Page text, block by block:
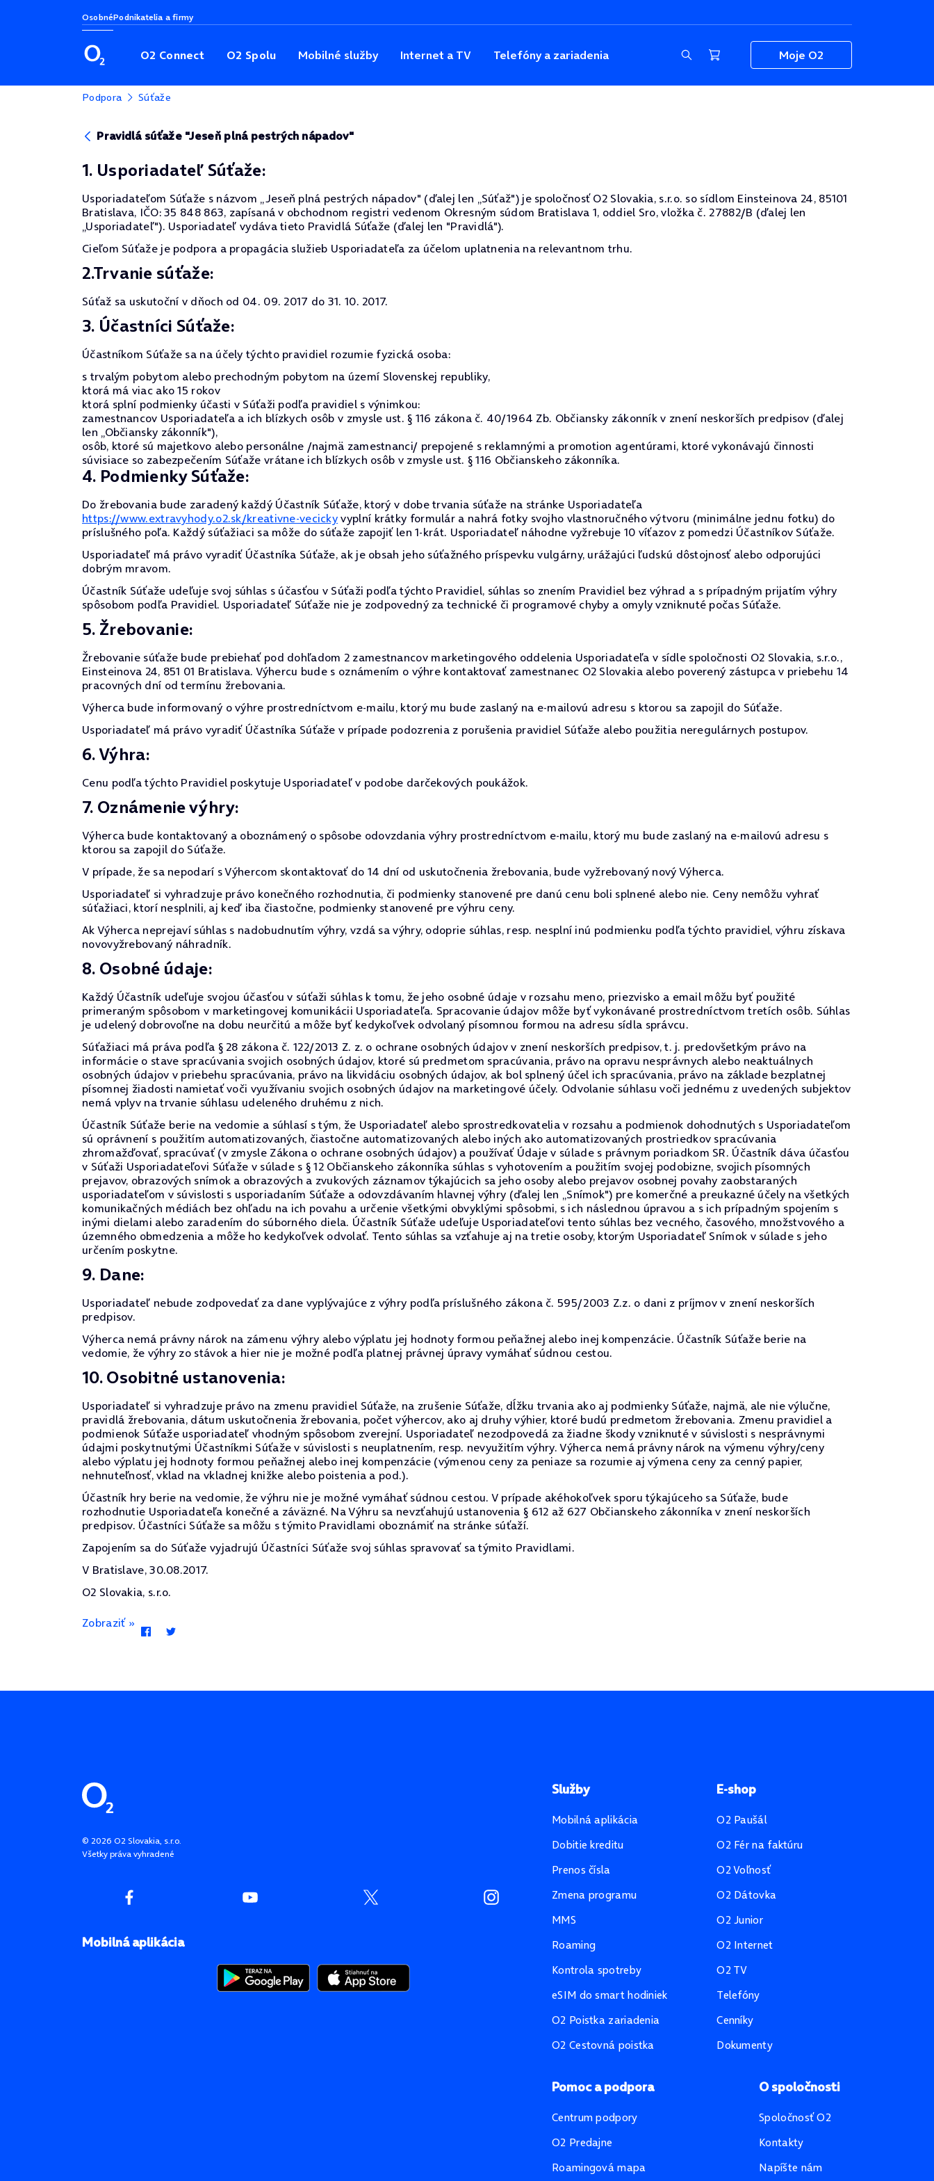
OsobnéPodnikatelia a firmy
O2 Connect O2 Spolu Mobilné služby Internet a TV Telefóny a zariadenia Moje O2
Podpora Súťaže
Pravidlá súťaže "Jeseň plná pestrých nápadov"
1. Usporiadateľ Súťaže:
Usporiadateľom Súťaže s názvom „Jeseň plná pestrých nápadov" (ďalej len „Súťaž") je spoločnosť O2 Slovakia, s.r.o. so sídlom Einsteinova 24, 85101
Bratislava, IČO: 35 848 863, zapísaná v obchodnom registri vedenom Okresným súdom Bratislava 1, oddiel Sro, vložka č. 27882/B (ďalej len
„Usporiadateľ"). Usporiadateľ vydáva tieto Pravidlá Súťaže (ďalej len "Pravidlá").
Cieľom Súťaže je podpora a propagácia služieb Usporiadateľa za účelom uplatnenia na relevantnom trhu.
2.Trvanie súťaže:
Súťaž sa uskutoční v dňoch od 04. 09. 2017 do 31. 10. 2017.
3. Účastníci Súťaže:
Účastníkom Súťaže sa na účely týchto pravidiel rozumie fyzická osoba:
s trvalým pobytom alebo prechodným pobytom na území Slovenskej republiky,
ktorá má viac ako 15 rokov
ktorá splní podmienky účasti v Súťaži podľa pravidiel s výnimkou:
zamestnancov Usporiadateľa a ich blízkych osôb v zmysle ust. § 116 zákona č. 40/1964 Zb. Občiansky zákonník v znení neskorších predpisov (ďalej
len „Občiansky zákonník"),
osôb, ktoré sú majetkovo alebo personálne /najmä zamestnanci/ prepojené s reklamnými a promotion agentúrami, ktoré vykonávajú činnosti
súvisiace so zabezpečením Súťaže vrátane ich blízkych osôb v zmysle ust. § 116 Občianskeho zákonníka.
4. Podmienky Súťaže:
Do žrebovania bude zaradený každý Účastník Súťaže, ktorý v dobe trvania súťaže na stránke Usporiadateľa
https://www.extravyhody.o2.sk/kreativne-vecickyvyplní krátky formulár a nahrá fotky svojho vlastnoručného výtvoru (minimálne jednu fotku) do
príslušného poľa. Každý súťažiaci sa môže do súťaže zapojiť len 1-krát. Usporiadateľ náhodne vyžrebuje 10 víťazov z pomedzi Účastníkov Súťaže.
Usporiadateľ má právo vyradiť Účastníka Súťaže, ak je obsah jeho súťažného príspevku vulgárny, urážajúci ľudskú dôstojnosť alebo odporujúci
dobrým mravom.
Účastník Súťaže udeľuje svoj súhlas s účasťou v Súťaži podľa týchto Pravidiel, súhlas so znením Pravidiel bez výhrad a s prípadným prijatím výhry
spôsobom podľa Pravidiel. Usporiadateľ Súťaže nie je zodpovedný za technické či programové chyby a omyly vzniknuté počas Súťaže.
5. Žrebovanie:
Žrebovanie súťaže bude prebiehať pod dohľadom 2 zamestnancov marketingového oddelenia Usporiadateľa v sídle spoločnosti O2 Slovakia, s.r.o.,
Einsteinova 24, 851 01 Bratislava. Výhercu bude s oznámením o výhre kontaktovať zamestnanec O2 Slovakia alebo poverený zástupca v priebehu 14
pracovných dní od termínu žrebovania.
Výherca bude informovaný o výhre prostredníctvom e-mailu, ktorý mu bude zaslaný na e-mailovú adresu s ktorou sa zapojil do Súťaže.
Usporiadateľ má právo vyradiť Účastníka Súťaže v prípade podozrenia z porušenia pravidiel Súťaže alebo použitia neregulárnych postupov.
6. Výhra:
Cenu podľa týchto Pravidiel poskytuje Usporiadateľ v podobe darčekových poukážok.
7. Oznámenie výhry:
Výherca bude kontaktovaný a oboznámený o spôsobe odovzdania výhry prostredníctvom e-mailu, ktorý mu bude zaslaný na e-mailovú adresu s
ktorou sa zapojil do Súťaže.
V prípade, že sa nepodarí s Výhercom skontaktovať do 14 dní od uskutočnenia žrebovania, bude vyžrebovaný nový Výherca.
Usporiadateľ si vyhradzuje právo konečného rozhodnutia, či podmienky stanovené pre danú cenu boli splnené alebo nie. Ceny nemôžu vyhrať
súťažiaci, ktorí nesplnili, aj keď iba čiastočne, podmienky stanovené pre výhru ceny.
Ak Výherca neprejaví súhlas s nadobudnutím výhry, vzdá sa výhry, odoprie súhlas, resp. nesplní inú podmienku podľa týchto pravidiel, výhru získava
novovyžrebovaný náhradník.
8. Osobné údaje:
Každý Účastník udeľuje svojou účasťou v súťaži súhlas k tomu, že jeho osobné údaje v rozsahu meno, priezvisko a email môžu byť použité
primeraným spôsobom v marketingovej komunikácii Usporiadateľa. Spracovanie údajov môže byť vykonávané prostredníctvom tretích osôb. Súhlas
je udelený dobrovoľne na dobu neurčitú a môže byť kedykoľvek odvolaný písomnou formou na adresu sídla správcu.
Súťažiaci má práva podľa § 28 zákona č. 122/2013 Z. z. o ochrane osobných údajov v znení neskorších predpisov, t. j. predovšetkým právo na
informácie o stave spracúvania svojich osobných údajov, ktoré sú predmetom spracúvania, právo na opravu nesprávnych alebo neaktuálnych
osobných údajov v priebehu spracúvania, právo na likvidáciu osobných údajov, ak bol splnený účel ich spracúvania, právo na základe bezplatnej
písomnej žiadosti namietať voči využívaniu svojich osobných údajov na marketingové účely. Odvolanie súhlasu voči jednému z uvedených subjektov
nemá vplyv na trvanie súhlasu udeleného druhému z nich.
Účastník Súťaže berie na vedomie a súhlasí s tým, že Usporiadateľ alebo sprostredkovatelia v rozsahu a podmienok dohodnutých s Usporiadateľom
sú oprávnení s použitím automatizovaných, čiastočne automatizovaných alebo iných ako automatizovaných prostriedkov spracúvania
zhromažďovať, spracúvať (v zmysle Zákona o ochrane osobných údajov) a používať Údaje v súlade s právnym poriadkom SR. Účastník dáva účasťou
v Súťaži Usporiadateľovi Súťaže v súlade s § 12 Občianskeho zákonníka súhlas s vyhotovením a použitím svojej podobizne, svojich písomných
prejavov, obrazových snímok a obrazových a zvukových záznamov týkajúcich sa jeho osoby alebo prejavov osobnej povahy zaobstaraných
usporiadateľom v súvislosti s usporiadaním Súťaže a odovzdávaním hlavnej výhry (ďalej len „Snímok") pre komerčné a preukazné účely na všetkých
komunikačných médiách bez ohľadu na ich povahu a určenie všetkými obvyklými spôsobmi, s ich následnou úpravou a s ich prípadným spojením s
inými dielami alebo zaradením do súborného diela. Účastník Súťaže udeľuje Usporiadateľovi tento súhlas bez vecného, časového, množstvového a
územného obmedzenia a môže ho kedykoľvek odvolať. Tento súhlas sa vzťahuje aj na tretie osoby, ktorým Usporiadateľ Snímok v súlade s jeho
určením poskytne.
9. Dane:
Usporiadateľ nebude zodpovedať za dane vyplývajúce z výhry podľa príslušného zákona č. 595/2003 Z.z. o dani z príjmov v znení neskorších
predpisov.
Výherca nemá právny nárok na zámenu výhry alebo výplatu jej hodnoty formou peňažnej alebo inej kompenzácie. Účastník Súťaže berie na
vedomie, že výhry zo stávok a hier nie je možné podľa platnej právnej úpravy vymáhať súdnou cestou.
10. Osobitné ustanovenia:
Usporiadateľ si vyhradzuje právo na zmenu pravidiel Súťaže, na zrušenie Súťaže, dĺžku trvania ako aj podmienky Súťaže, najmä, ale nie výlučne,
pravidlá žrebovania, dátum uskutočnenia žrebovania, počet výhercov, ako aj druhy výhier, ktoré budú predmetom žrebovania. Zmenu pravidiel a
podmienok Súťaže usporiadateľ vhodným spôsobom zverejní. Usporiadateľ nezodpovedá za žiadne škody vzniknuté v súvislosti s nesprávnymi
údajmi poskytnutými Účastníkmi Súťaže v súvislosti s neuplatnením, resp. nevyužitím výhry. Výherca nemá právny nárok na výmenu výhry/ceny
alebo výplatu jej hodnoty formou peňažnej alebo inej kompenzácie (výmenou ceny za peniaze sa rozumie aj výmena ceny za cenný papier,
nehnuteľnosť, vklad na vkladnej knižke alebo poistenia a pod.).
Účastník hry berie na vedomie, že výhru nie je možné vymáhať súdnou cestou. V prípade akéhokoľvek sporu týkajúceho sa Súťaže, bude
rozhodnutie Usporiadateľa konečné a záväzné. Na Výhru sa nevzťahujú ustanovenia § 612 až 627 Občianskeho zákonníka v znení neskorších
predpisov. Účastníci Súťaže sa môžu s týmito Pravidlami oboznámiť na stránke súťaží.
Zapojením sa do Súťaže vyjadrujú Účastníci Súťaže svoj súhlas spravovať sa týmito Pravidlami.
V Bratislave, 30.08.2017.
O2 Slovakia, s.r.o.
Zobraziť »
Pätička stránky
© 2026 O2 Slovakia, s.r.o.
Všetky práva vyhradené
Mobilná aplikácia
Služby
Mobilná aplikácia
Dobitie kreditu
Prenos čísla
Zmena programu
MMS
Roaming
Kontrola spotreby
eSIM do smart hodiniek
O2 Poistka zariadenia
O2 Cestovná poistka
E-shop
O2 Paušál
O2 Fér na faktúru
O2 Voľnosť
O2 Dátovka
O2 Junior
O2 Internet
O2 TV
Telefóny
Cenníky
Dokumenty
Pomoc a podpora
Centrum podpory
O2 Predajne
Roamingová mapa
O spoločnosti
Spoločnosť O2
Kontakty
Napíšte nám